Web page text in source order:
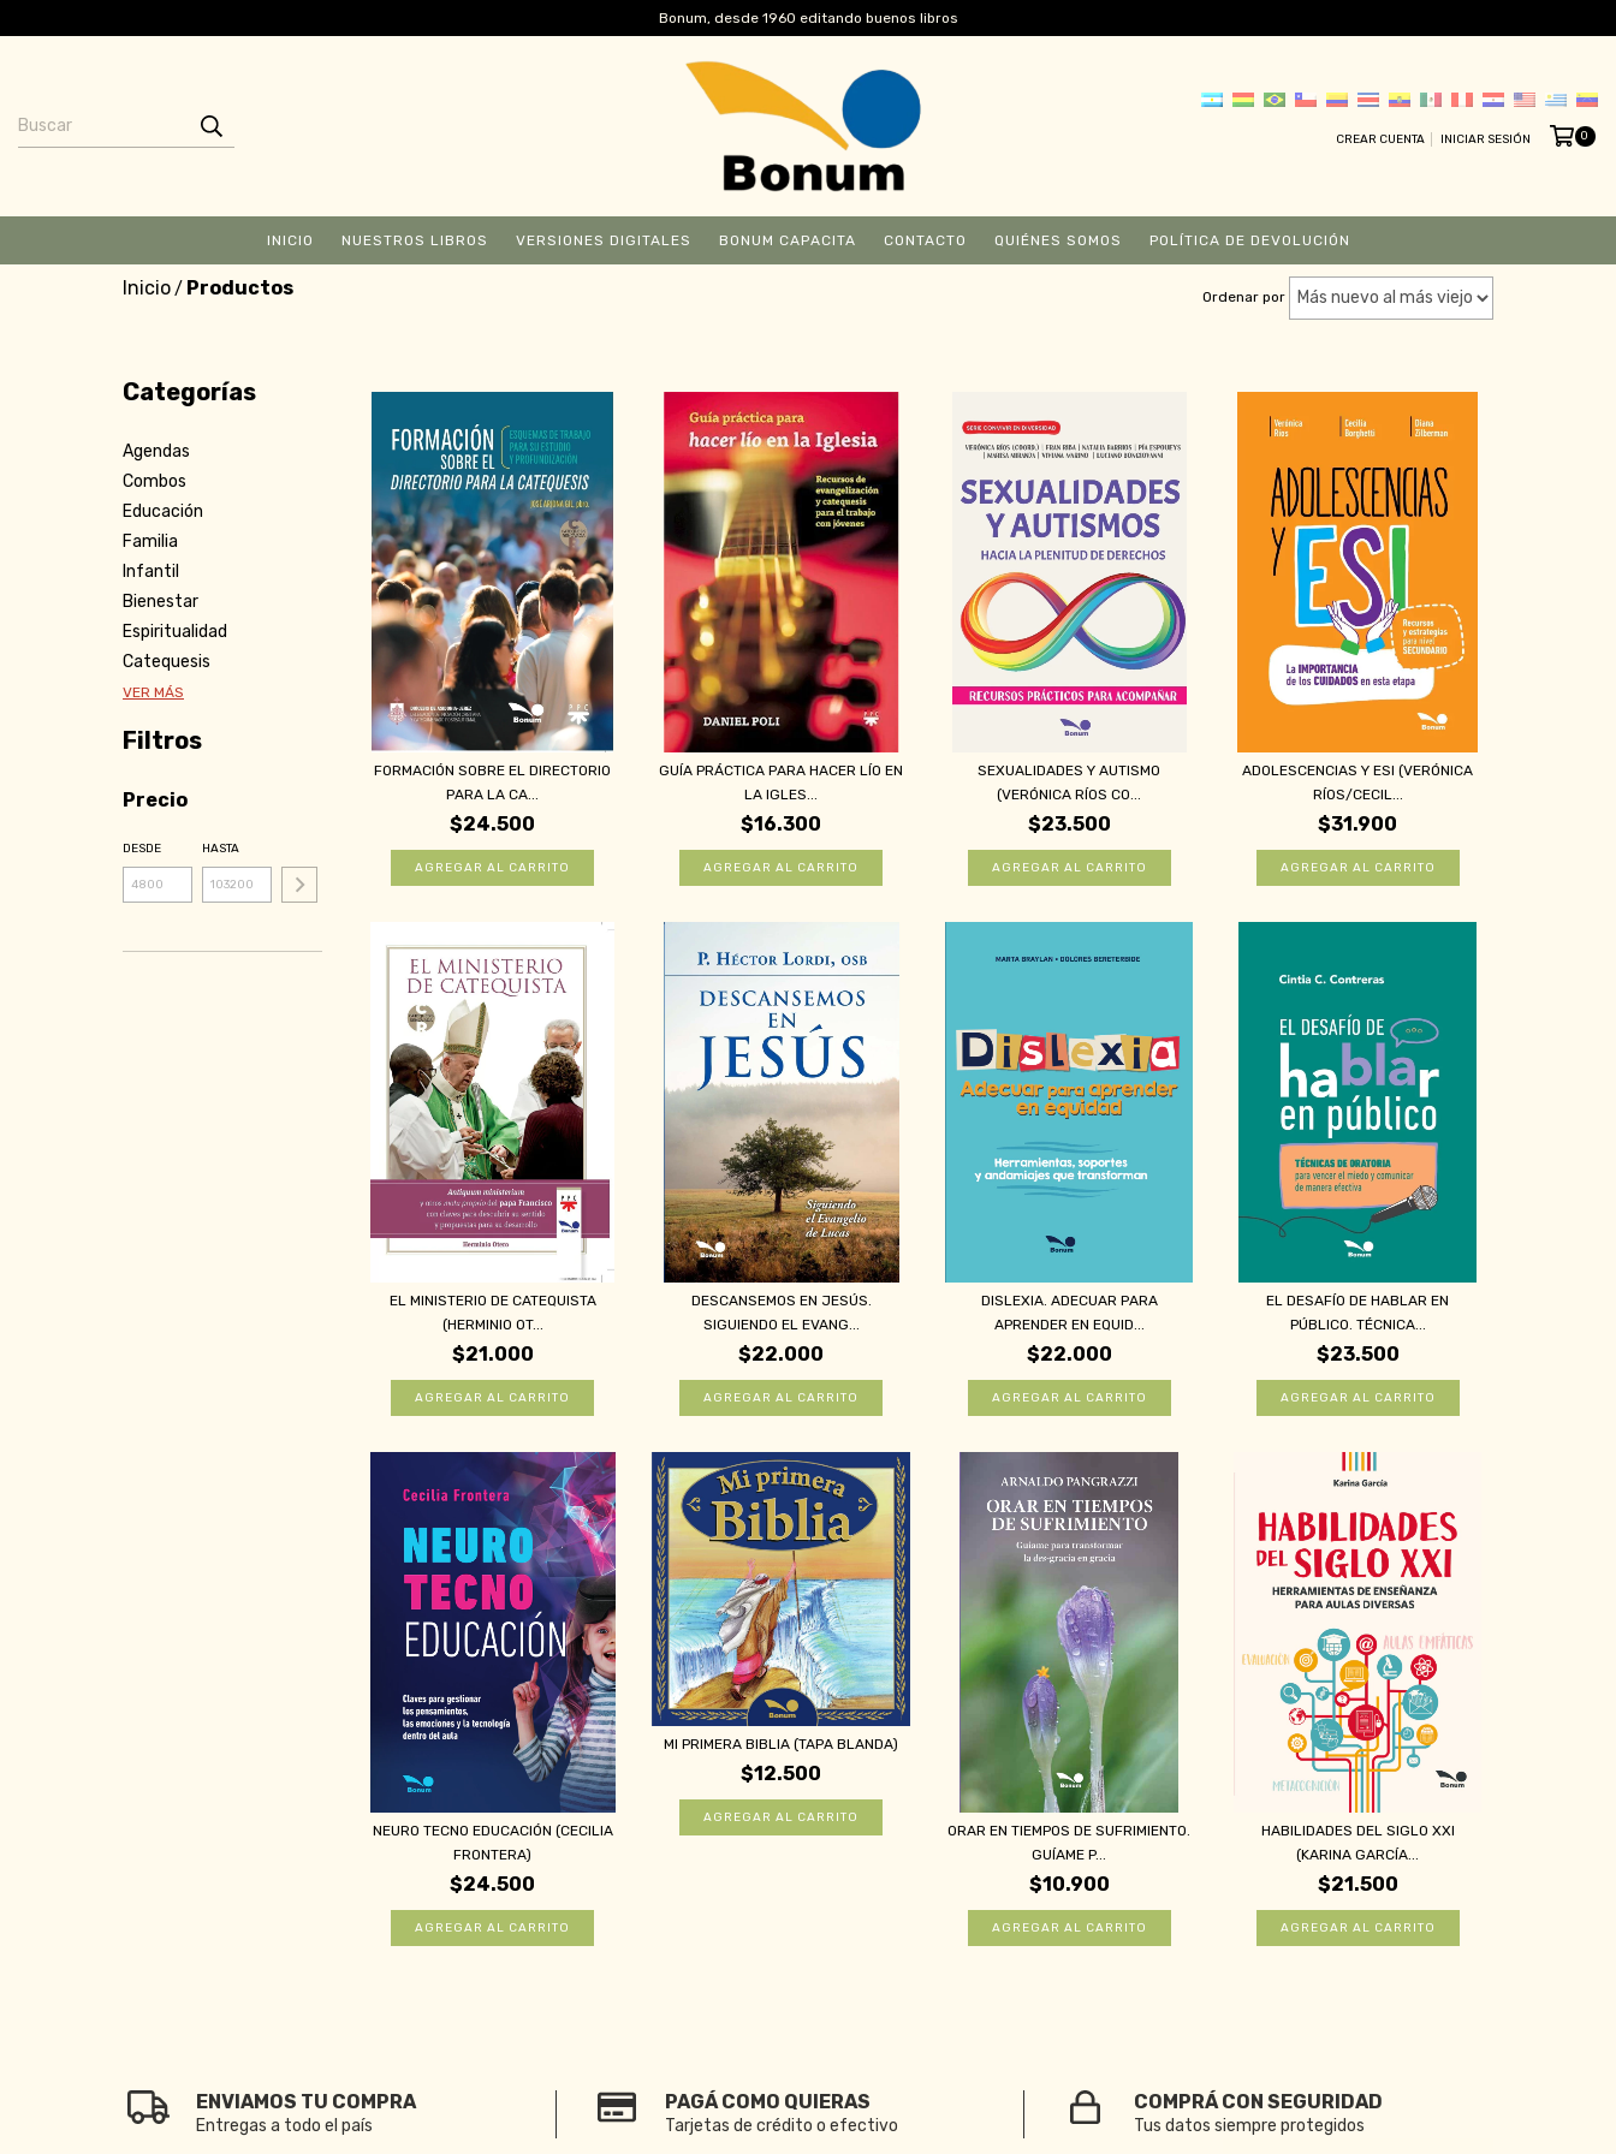
Bonum, desde 1960 editando buenos libros
CREAR CUENTA INICIAR SESIÓN 0
INICIO NUESTROS LIBROS VERSIONES DIGITALES BONUM CAPACITA CONTACTO QUIÉNES SOMOS POLÍTICA DE DEVOLUCIÓN
Inicio/ Productos Ordenar por
Categorías
Agendas
Combos
Educación
Familia
Infantil
Bienestar
Espiritualidad
Catequesis
VER MÁS
Filtros
Precio
DESDE HASTA
FORMACIÓN SOBRE EL DIRECTORIO
PARA LA CA...
$24.500
GUÍA PRÁCTICA PARA HACER LÍO EN
LA IGLES...
$16.300
SEXUALIDADES Y AUTISMO
(VERÓNICA RÍOS CO...
$23.500
ADOLESCENCIAS Y ESI (VERÓNICA
RÍOS/CECIL...
$31.900
EL MINISTERIO DE CATEQUISTA
(HERMINIO OT...
$21.000
DESCANSEMOS EN JESÚS.
SIGUIENDO EL EVANG...
$22.000
DISLEXIA. ADECUAR PARA
APRENDER EN EQUID...
$22.000
EL DESAFÍO DE HABLAR EN
PÚBLICO. TÉCNICA...
$23.500
NEURO TECNO EDUCACIÓN (CECILIA
FRONTERA)
$24.500
MI PRIMERA BIBLIA (TAPA BLANDA)
$12.500
ORAR EN TIEMPOS DE SUFRIMIENTO.
GUÍAME P...
$10.900
HABILIDADES DEL SIGLO XXI
(KARINA GARCÍA...
$21.500
ENVIAMOS TU COMPRA
Entregas a todo el país
PAGÁ COMO QUIERAS
Tarjetas de crédito o efectivo
COMPRÁ CON SEGURIDAD
Tus datos siempre protegidos